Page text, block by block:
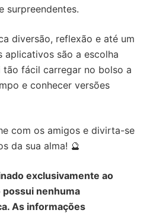
surpreendentes.
diversão, reflexão e até um
aplicativos são a escolha
fácil carregar no bolso a
e conhecer versões
com os amigos e divirta-se
da sua alma! 🔮
exclusivamente ao
nenhuma
As informações